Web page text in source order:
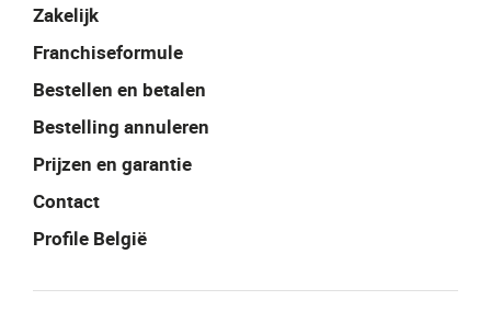
Zakelijk
Franchiseformule
Bestellen en betalen
Bestelling annuleren
Prijzen en garantie
Contact
Profile België